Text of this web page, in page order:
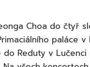
Choa do čtyř
paláce
Reduty v